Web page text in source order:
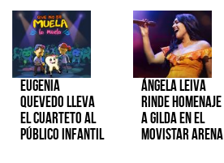
Eugenia
Quevedo lleva
el cuarteto al
público infantil
Ángela Leiva
rinde homenaje
a Gilda en el
Movistar Arena